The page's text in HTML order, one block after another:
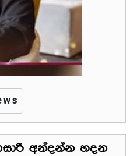
අන්දන්න හදන